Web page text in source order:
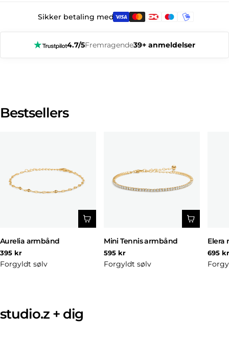
Sikker betaling med:
4.7/5Fremragende39+ anmeldelser
Bestsellers
Aurelia armbånd
Normal
pris
395 kr
Forgyldt sølv
Mini Tennis armbånd
Normal
pris
595 kr
Forgyldt sølv
Elera
pris
695
studio.z + dig